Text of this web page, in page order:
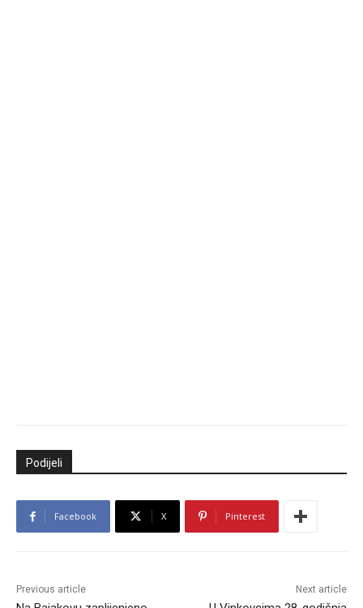
Podijeli
Facebook X Pinterest
Previous article Next article